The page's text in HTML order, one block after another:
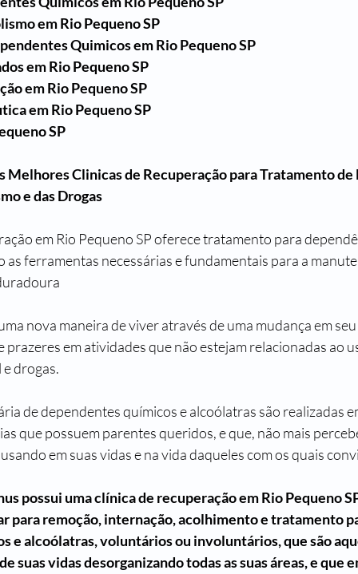
em Rio Pequeno SP
Quimicos em Rio Pequeno SP
em Rio Pequeno SP
em Rio Pequeno SP
em Rio Pequeno SP
SP
Melhores Clinicas de Recuperação para Tratamento
e das Drogas
em Rio Pequeno SP oferece tratamento para
ferramentas necessárias e fundamentais para a
nova maneira de viver através de uma mudança em
prazeres em atividades que não estejam relacionadas ao
drogas.
de dependentes químicos e alcoólatras são realizadas
que possuem parentes queridos, e que, não mais
em suas vidas e na vida daqueles com os quais
possui uma clínica de recuperação em Rio Pequeno
para remoção, internação, acolhimento e tratamento
e alcoólatras, voluntários ou involuntários, que são
suas vidas desorganizando todas as suas áreas, e que